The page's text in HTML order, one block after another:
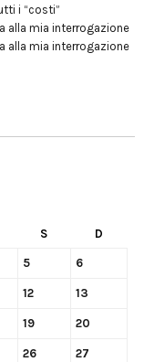
i “costi”
alla mia interrogazione
alla mia interrogazione
S D
5 6
12 13
19 20
26 27